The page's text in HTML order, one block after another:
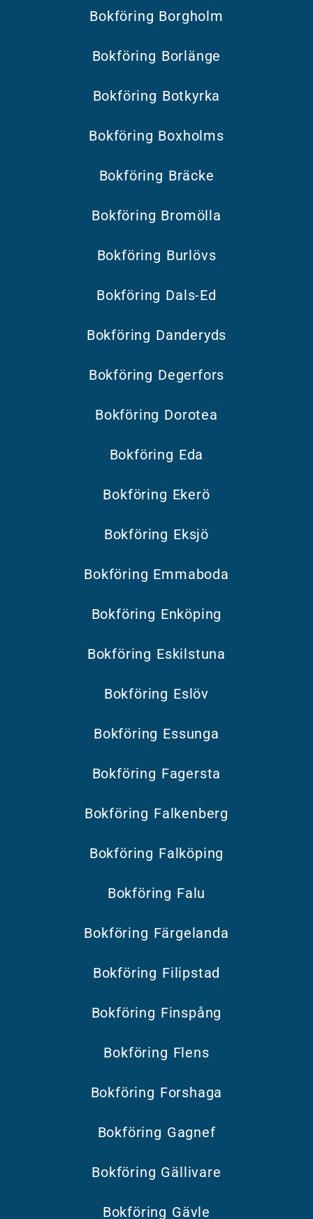
Bokföring Borgholm
Bokföring Borlänge
Bokföring Botkyrka
Bokföring Boxholms
Bokföring Bräcke
Bokföring Bromölla
Bokföring Burlövs
Bokföring Dals-Ed
Bokföring Danderyds
Bokföring Degerfors
Bokföring Dorotea
Bokföring Eda
Bokföring Ekerö
Bokföring Eksjö
Bokföring Emmaboda
Bokföring Enköping
Bokföring Eskilstuna
Bokföring Eslöv
Bokföring Essunga
Bokföring Fagersta
Bokföring Falkenberg
Bokföring Falköping
Bokföring Falu
Bokföring Färgelanda
Bokföring Filipstad
Bokföring Finspång
Bokföring Flens
Bokföring Forshaga
Bokföring Gagnef
Bokföring Gällivare
Bokföring Gävle